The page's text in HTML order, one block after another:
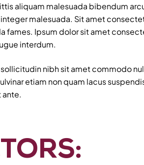
aliquam malesuada bibendum
malesuada. Sit amet
fames. Ipsum dolor sit amet
interdum.
nibh sit amet commodo
etiam non quam lacus